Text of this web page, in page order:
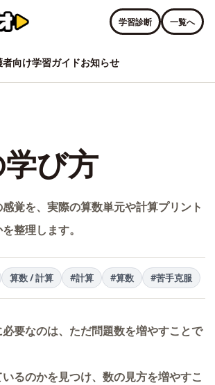
者向け学習ガイドお知らせ
学習診断 一覧へ
び方
覚を、実際の算数単元や計算プリント
整理します。
算数 / 計算 #計算 #算数 #苦手克服
要なのは、ただ問題数を増やすことで
るのかを見つけ、数の見方を増やすこ